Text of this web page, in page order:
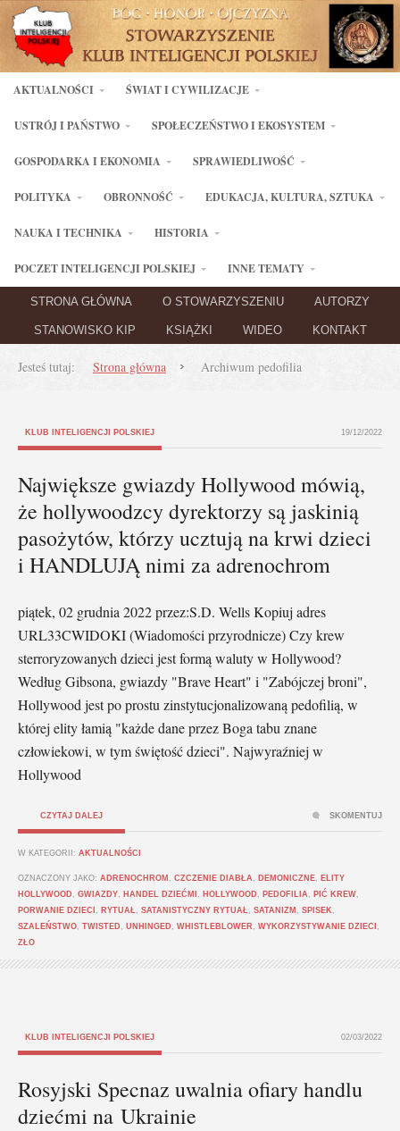
AKTUALNOŚCI ŚWIAT I CYWILIZACJE
USTRÓJ I PAŃSTWO SPOŁECZEŃSTWO I EKOSYSTEM
GOSPODARKA I EKONOMIA SPRAWIEDLIWOŚĆ
POLITYKA OBRONNOŚĆ EDUKACJA, KULTURA, SZTUKA
NAUKA I TECHNIKA HISTORIA
POCZET INTELIGENCJI POLSKIEJ INNE TEMATY
STRONA GŁÓWNA O STOWARZYSZENIU AUTORZY
STANOWISKO KIP KSIĄŻKI WIDEO KONTAKT
Jesteś tutaj: Strona główna Archiwum pedofilia
KLUB INTELIGENCJI POLSKIEJ 19/12/2022
Największe gwiazdy Hollywood mówią,
że hollywoodzcy dyrektorzy są jaskinią
pasożytów, którzy ucztują na krwi dzieci
i HANDLUJĄ nimi za adrenochrom
piątek, 02 grudnia 2022 przez:S.D. Wells Kopiuj adres
URL33CWIDOKI (Wiadomości przyrodnicze) Czy krew
sterroryzowanych dzieci jest formą waluty w Hollywood?
Według Gibsona, gwiazdy "Brave Heart" i "Zabójczej broni",
Hollywood jest po prostu zinstytucjonalizowaną pedofilią, w
której elity łamią "każde dane przez Boga tabu znane
człowiekowi, w tym świętość dzieci". Najwyraźniej w
Hollywood
CZYTAJ DALEJ
W KATEGORII: AKTUALNOŚCI
OZNACZONY JAKO: ADRENOCHROM CZCZENIE DIABŁA DEMONICZNE
ELITY
HOLLYWOOD
GWIAZDY HANDEL DZIEĆMI HOLLYWOOD PEDOFILIA PIĆ KREW
PORWANIE DZIECI
RYTUAŁ SATANISTYCZNY RYTUAŁ SATANIZM SPISEK
SZALEŃSTWO TWISTED UNHINGED WHISTLEBLOWER WYKORZYSTYWANIE DZIECI
ZŁO
SKOMENTUJ
KLUB INTELIGENCJI POLSKIEJ 02/03/2022
Rosyjski Specnaz uwalnia ofiary handlu
dziećmi na Ukrainie